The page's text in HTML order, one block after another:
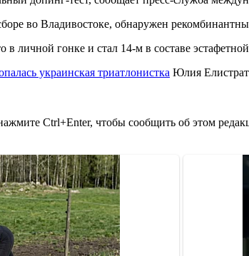
во Владивостоке, обнаружен
личной гонке и стал 14-м в составе
украинская триатлонистка Юлия
Ctrl+Enter, чтобы сообщить об этом